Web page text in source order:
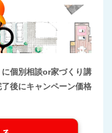
個別相談or家づくり講
後にキャンペーン価格